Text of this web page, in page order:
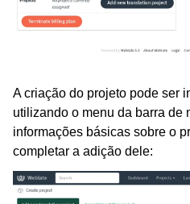
A criação do projeto pode ser
utilizando o menu da barra de
informações básicas sobre o
completar a adição dele: